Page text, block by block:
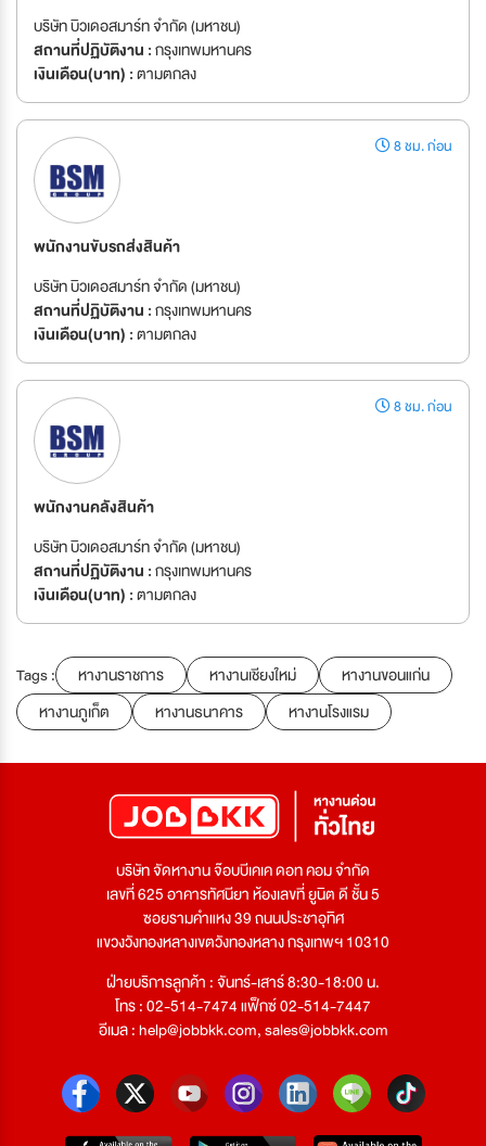
บริษัท บิวเดอสมาร์ท จำกัด (มหาชน)
สถานที่ปฏิบัติงาน :กรุงเทพมหานคร
เงินเดือน(บาท) :ตามตกลง
8 ชม. ก่อน
พนักงานขับรถส่งสินค้า
บริษัท บิวเดอสมาร์ท จำกัด (มหาชน)
สถานที่ปฏิบัติงาน :กรุงเทพมหานคร
เงินเดือน(บาท) :ตามตกลง
8 ชม. ก่อน
พนักงานคลังสินค้า
บริษัท บิวเดอสมาร์ท จำกัด (มหาชน)
สถานที่ปฏิบัติงาน :กรุงเทพมหานคร
เงินเดือน(บาท) :ตามตกลง
Tags : หางานราชการ หางานเชียงใหม่
หางานขอนแก่น
หางานภูเก็ต
หางานธนาคาร หางานโรงแรม
บริษัท จัดหางาน จ๊อบบีเคเค ดอท คอม จำกัด
เลขที่ 625 อาคารทัศนียา ห้องเลขที่ ยูนิต ดี ชั้น 5
ซอยรามคำแหง 39 ถนนประชาอุทิศ
แขวงวังทองหลางเขตวังทองหลาง กรุงเทพฯ 10310
ฝ่ายบริการลูกค้า : จันทร์-เสาร์ 8:30-18:00 น.
โทร : 02-514-7474 แฟ็กซ์ 02-514-7447
อีเมล :help@jobbkk.com,sales@jobbkk.com